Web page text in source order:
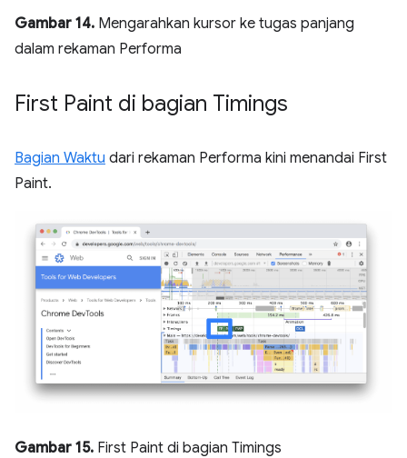
Gambar 14. Mengarahkan kursor ke tugas panjang
dalam rekaman Performa
First Paint di bagian Timings
Bagian Waktu dari rekaman Performa kini menandai First
Paint.
Gambar 15. First Paint di bagian Timings